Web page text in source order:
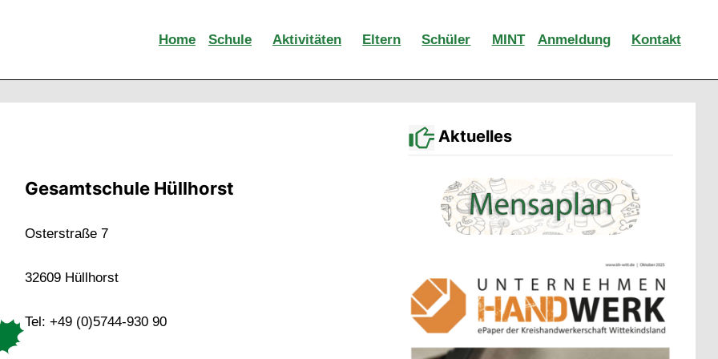
Home Schule Aktivitäten Eltern Schüler MINT Anmeldung Kontakt
Gesamtschule Hüllhorst
Osterstraße 7
32609 Hüllhorst
Tel: +49 (0)5744-930 90
Aktuelles